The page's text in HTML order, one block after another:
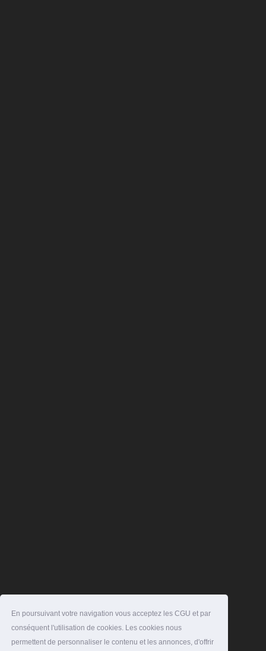
En poursuivant votre navigation vous acceptez les CGU et par
conséquent l'utilisation de cookies. Les cookies nous
permettent de personnaliser le contenu et les annonces, d'offrir